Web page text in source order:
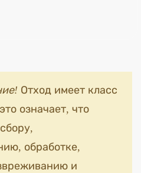
Отход имеет класс
означает, что
обработке,
и